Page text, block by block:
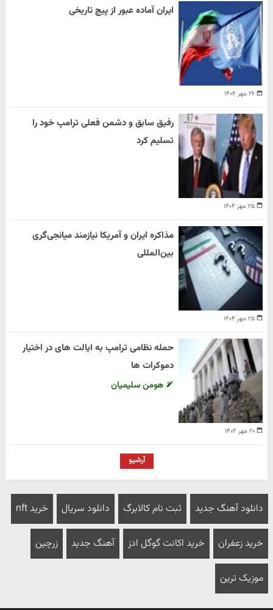
۲۶ مهر ۱۴۰۴
ایران آماده عبور از پیچ تاریخی
۲۵ مهر ۱۴۰۴
رفیق سابق و دشمن فعلی ترامپ خود را
تسلیم کرد
۲۵ مهر ۱۴۰۴
مذاکره ایران و آمریکا نیازمند میانجی‌گری
بین‌المللی
۲۰ مهر ۱۴۰۴
حمله نظامی ترامپ به ایالت های در اختیار
دموکرات ها
هومن سلیمیان
آرشیو
دانلود آهنگ جدید ثبت نام کالابرگ دانلود سریال خرید nft
خرید زعفران خرید اکانت گوگل ادز آهنگ جدید زرچین
موزیک ترین